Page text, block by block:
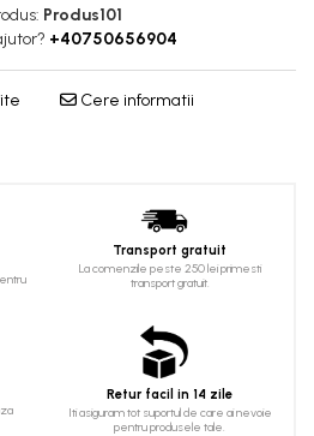
Produs101
+40750656904
Cere informatii
Transport gratuit
La comenzile peste 250 lei primesti
transport gratuit.
Retur facil in 14 zile
Iti asiguram tot suportul de care ai nevoie
pentru produsele tale.